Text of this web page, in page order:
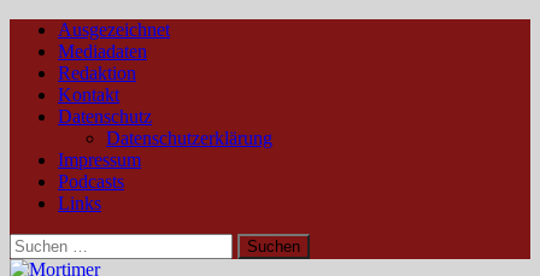
Ausgezeichnet
Mediadaten
Redaktion
Kontakt
Datenschutz
Datenschutzerklärung
Impressum
Podcasts
Links
Suchen
nach: